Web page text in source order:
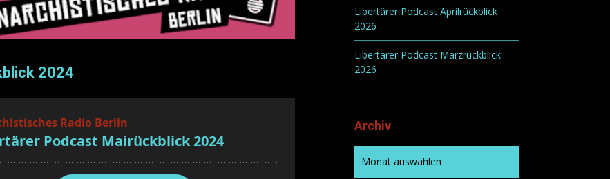
2024
Libertärer Podcast Aprilrückblick
2026
Libertärer Podcast Märzrückblick
2026
Archiv